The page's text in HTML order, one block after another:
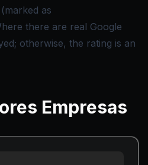
as
there are real Google
otherwise, the rating is an
Empresas